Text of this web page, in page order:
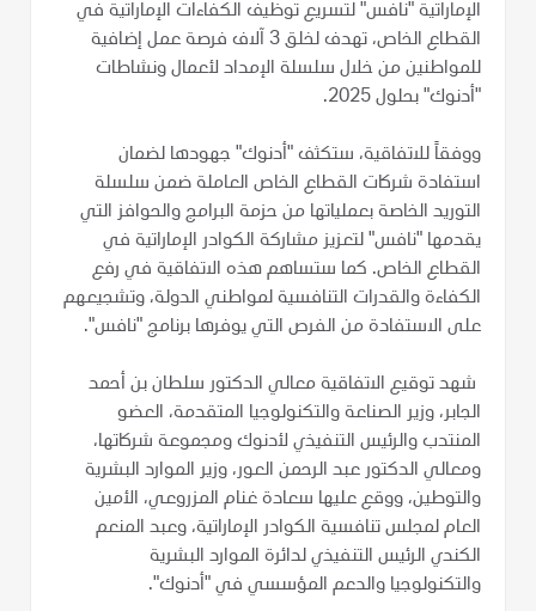
الإماراتية "نافس" لتسريع توظيف الكفاءات الإماراتية في
القطاع الخاص، تهدف لخلق 3 آلاف فرصة عمل إضافية
للمواطنين من خلال سلسلة الإمداد لأعمال ونشاطات
"أدنوك" بحلول 2025.
ووفقاً للاتفاقية، ستكثف "أدنوك" جهودها لضمان
استفادة شركات القطاع الخاص العاملة ضمن سلسلة
التوريد الخاصة بعملياتها من حزمة البرامج والحوافز التي
يقدمها "نافس" لتعزيز مشاركة الكوادر الإماراتية في
القطاع الخاص. كما ستساهم هذه الاتفاقية في رفع
الكفاءة والقدرات التنافسية لمواطني الدولة، وتشجيعهم
على الاستفادة من الفرص التي يوفرها برنامج "نافس".
شهد توقيع الاتفاقية معالي الدكتور سلطان بن أحمد
الجابر، وزير الصناعة والتكنولوجيا المتقدمة، العضو
المنتدب والرئيس التنفيذي لأدنوك ومجموعة شركاتها،
ومعالي الدكتور عبد الرحمن العور، وزير الموارد البشرية
والتوطين، ووقع عليها سعادة غنام المزروعي، الأمين
العام لمجلس تنافسية الكوادر الإماراتية، وعبد المنعم
الكندي الرئيس التنفيذي لدائرة الموارد البشرية
والتكنولوجيا والدعم المؤسسي في "أدنوك".